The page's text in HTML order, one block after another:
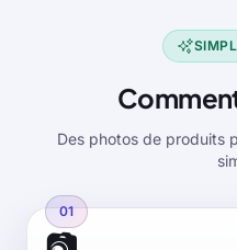
Des photos de produits
01